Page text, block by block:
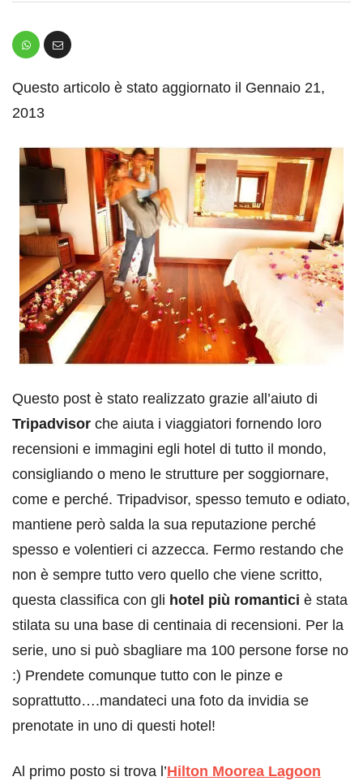
Questo articolo è stato aggiornato il Gennaio 21,
2013
Questo post è stato realizzato grazie all’aiuto di
Tripadvisor che aiuta i viaggiatori fornendo loro
recensioni e immagini egli hotel di tutto il mondo,
consigliando o meno le strutture per soggiornare,
come e perché. Tripadvisor, spesso temuto e odiato,
mantiene però salda la sua reputazione perché
spesso e volentieri ci azzecca. Fermo restando che
non è sempre tutto vero quello che viene scritto,
questa classifica con gli hotel più romantici è stata
stilata su una base di centinaia di recensioni. Per la
serie, uno si può sbagliare ma 100 persone forse no
:) Prendete comunque tutto con le pinze e
soprattutto….mandateci una foto da invidia se
prenotate in uno di questi hotel!
Al primo posto si trova l’Hilton Moorea Lagoon